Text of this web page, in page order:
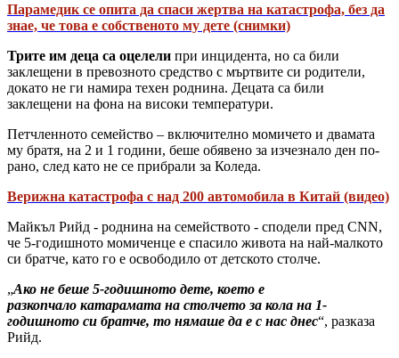
Парамедик се опита да спаси жертва на катастрофа, без да
знае, че това е собственото му дете (снимки)
Трите им деца са оцелели при инцидента, но са били
заклещени в превозното средство с мъртвите си родители,
докато не ги намира техен роднина. Децата са били
заклещени на фона на високи температури.
Петчленното семейство – включително момичето и двамата
му братя, на 2 и 1 години, беше обявено за изчезнало ден по-
рано, след като не се прибрали за Коледа.
Верижна катастрофа с над 200 автомобила в Китай (видео)
Майкъл Рийд - роднина на семейството - сподели пред CNN,
че 5-годишното момиченце е спасило живота на най-малкото
си братче, като го е освободило от детското столче.
„Ако не беше 5-годишното дете, което e
разкопчало катарамата на столчето за кола на 1-
годишното си братче, то нямаше да е с нас днес“, разказа
Рийд.